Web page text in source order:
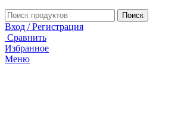
Поиск
Вход / Регистрация
Сравнить
Избранное
Меню